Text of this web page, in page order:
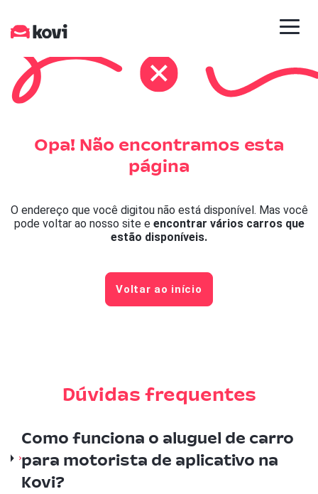
Opa! Não encontramos esta
página
O endereço que você digitou não está disponível. Mas você
pode voltar ao nosso site e encontrar vários carros que
estão disponíveis.
Voltar ao início
Dúvidas frequentes
Como funciona o aluguel de carro
para motorista de aplicativo na
Kovi?